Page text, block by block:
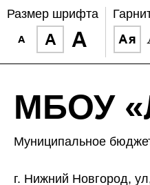
Размер шрифта
МБОУ
Муниципальное
г. Нижний Новгород,